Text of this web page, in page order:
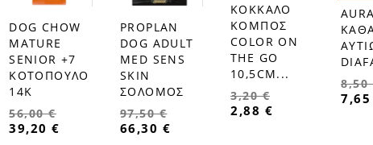
favorite_borderDOG CHOW
MATURE
SENIOR +7
ΚΟΤΟΠΟΥΛΟ
14Κ
56,00 €
39,20 €
favorite_borderPROPLAN
DOG ADULT
MED SENS
SKIN
ΣΟΛΟΜΟΣ
97,50 €
66,30 €
favorite_borderΚΟΚΚΑΛΟ
ΚΟΜΠΟΣ
COLOR ON
THE GO
10,5CM...
3,20 €
2,88 €
favorite_border
8,50